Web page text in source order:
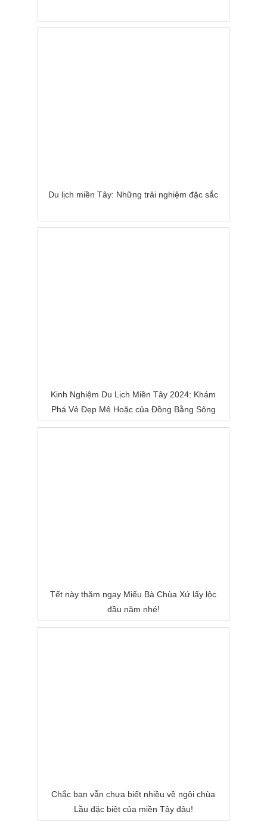
Du lịch miền Tây: Những trải nghiệm đặc sắc
Kinh Nghiệm Du Lịch Miền Tây 2024: Khám
Phá Vẻ Đẹp Mê Hoặc của Đồng Bằng Sông
Nước
Tết này thăm ngay Miếu Bà Chùa Xứ lấy lộc
đầu năm nhé!
Chắc bạn vẫn chưa biết nhiều về ngôi chùa
Lầu đặc biệt của miền Tây đâu!